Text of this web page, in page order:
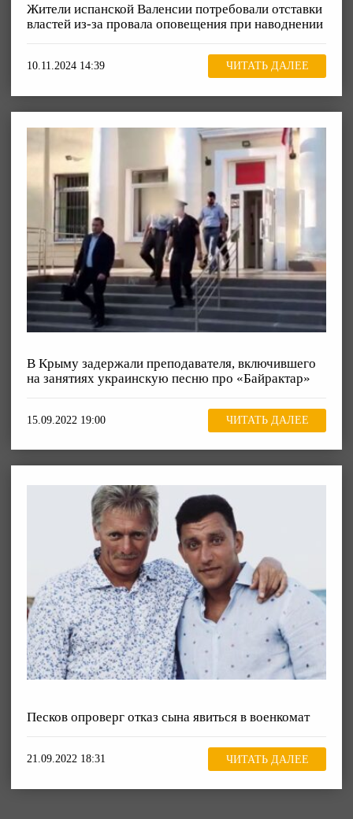
Жители испанской Валенсии потребовали отставки
властей из-за провала оповещения при наводнении
10.11.2024 14:39 ЧИТАТЬ ДАЛЕЕ
В Крыму задержали преподавателя, включившего
на занятиях украинскую песню про «Байрактар»
15.09.2022 19:00 ЧИТАТЬ ДАЛЕЕ
Песков опроверг отказ сына явиться в военкомат
21.09.2022 18:31 ЧИТАТЬ ДАЛЕЕ